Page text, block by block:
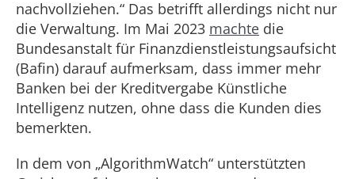
nachvollziehen.“ Das betrifft allerdings nicht nur
die Verwaltung. Im Mai 2023 machte die
Bundesanstalt für Finanzdienstleistungsaufsicht
(Bafin) darauf aufmerksam, dass immer mehr
Banken bei der Kreditvergabe Künstliche
Intelligenz nutzen, ohne dass die Kunden dies
bemerkten.
In dem von „AlgorithmWatch“ unterstützten